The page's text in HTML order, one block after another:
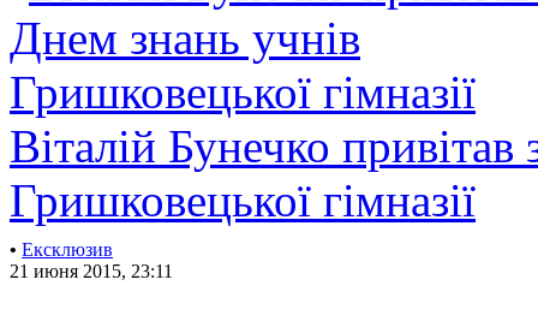
Віталій Бунечко
Гришковецької гімназії
• Ексклюзив
21 июня 2015, 23:11